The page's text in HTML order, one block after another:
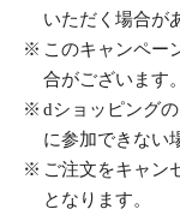
いただく場合が
このキャンペー
合がございます。
dショッピング
に参加できない
ご注文をキャン
となります。